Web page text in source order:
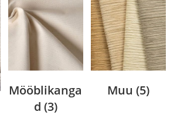
Mööblikanga
d (3)
Muu(5)